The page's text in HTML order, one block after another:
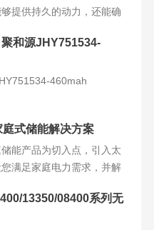
提供持久的动力，还能确
和源JHY751534-
460mah
式储能解决方案
能产品为切入点，引入太
满足家庭电力需求，并解
13350/08400系列无